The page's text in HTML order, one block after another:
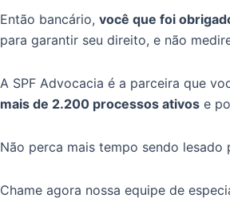
Então bancário, você que foi
para garantir seu direito, e não
A SPF Advocacia é a parceira que
mais de 2.200 processos ativos e
Não perca mais tempo sendo
Chame agora nossa equipe de